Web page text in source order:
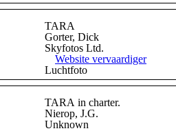
TARA
Gorter, Dick
Skyfotos Ltd.
Website vervaardiger
Luchtfoto
TARA in charter.
Nierop, J.G.
Unknown